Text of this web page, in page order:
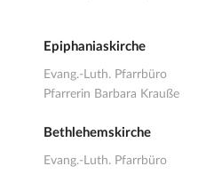
Epiphaniaskirche
Evang.-Luth. Pfarrbüro
Pfarrerin Barbara Krauße
Bethlehemskirche
Evang.-Luth. Pfarrbüro